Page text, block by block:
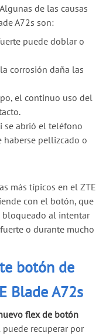
de las causas
A72s son:
puede doblar o
corrosión daña las
el continuo uso del
se abrió el teléfono
haberse pellizcado o
más típicos en el ZTE
con el botón, que
bloqueado al intentar
o durante mucho
botón de
Blade A72s
flex de botón
recuperar por